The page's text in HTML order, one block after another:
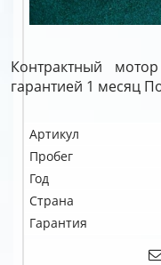
Контрактный
гарантией 1 месяц
Артикул
Пробег
Год
Страна
Гарантия